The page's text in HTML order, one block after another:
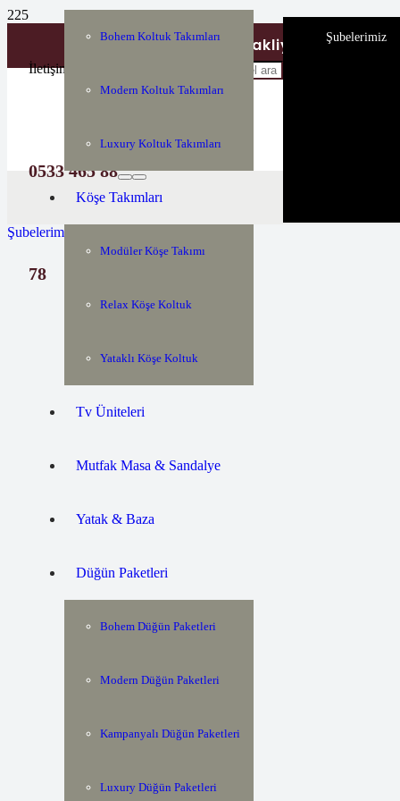
Tüm Türkiyeye Nakliye ve Montaj
İletişim
0533 465 88
78
Şubelerimiz
Bohem Koltuk Takımları
Modern Koltuk Takımları
Luxury Koltuk Takımları
Köşe Takımları
Modüler Köşe Takımı
Relax Köşe Koltuk
Yataklı Köşe Koltuk
Tv Üniteleri
Mutfak Masa & Sandalye
Yatak & Baza
Düğün Paketleri
Bohem Düğün Paketleri
Modern Düğün Paketleri
Kampanyalı Düğün Paketleri
Luxury Düğün Paketleri
Şubelerimiz